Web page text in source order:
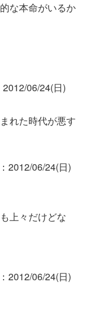
な本命がいるか
2012/06/24(日)
れた時代が悪す
：2012/06/24(日)
上々だけどな
：2012/06/24(日)